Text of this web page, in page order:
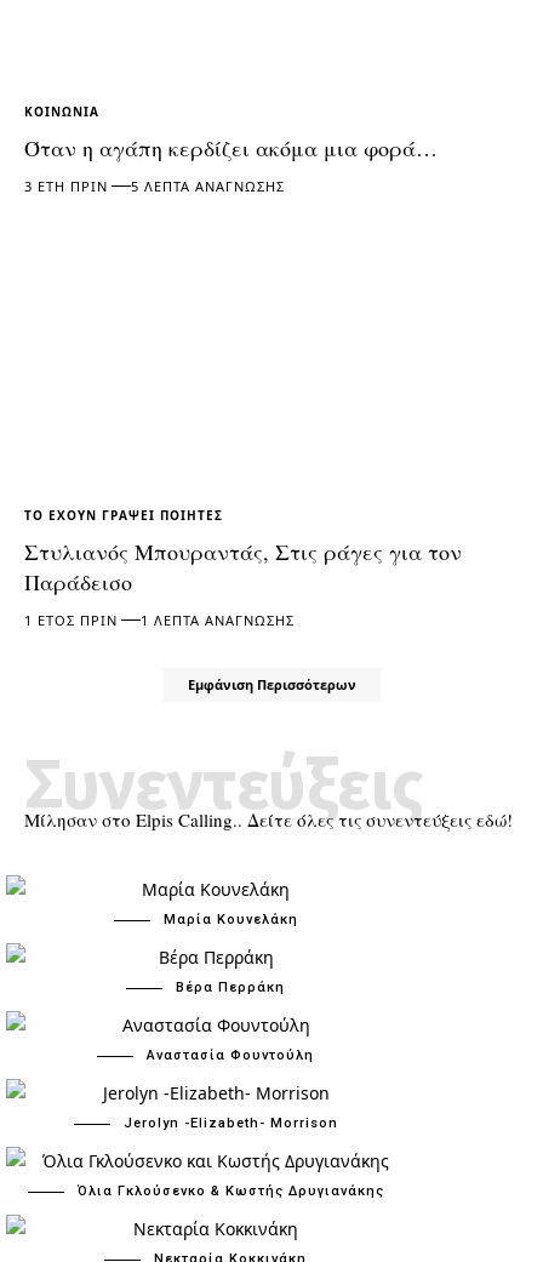
ΚΟΙΝΩΝΊΑ
Όταν η αγάπη κερδίζει ακόμα μια φορά…
3 ΈΤΗ ΠΡΙΝ 5 ΛΕΠΤΆ ΑΝΆΓΝΩΣΗΣ
ΤΟ ΈΧΟΥΝ ΓΡΆΨΕΙ ΠΟΙΗΤΈΣ
Στυλιανός Μπουραντάς, Στις ράγες για τον
Παράδεισο
1 ΈΤΟΣ ΠΡΙΝ 1 ΛΕΠΤΆ ΑΝΆΓΝΩΣΗΣ
Εμφάνιση Περισσότερων
Μίλησαν στο Elpis Calling.. Δείτε όλες τις συνεντεύξεις εδώ!
Συνεντεύξεις
Μαρία Κουνελάκη
Βέρα Περράκη
Αναστασία Φουντούλη
Jerolyn -Elizabeth- Morrison
Όλια Γκλούσενκο & Κωστής Δρυγιανάκης